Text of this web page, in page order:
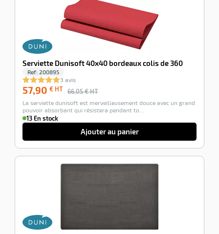
Serviette Dunisoft 40x40 bordeaux colis de 360
Ref: 200895
3 avis
57,90 € HT 66,05 € HT
La serviette dunisoft est merveilleusement douce avec un grand
pouvoir absorbant qui résistera pendant to…
13 En stock
Ajouter au panier